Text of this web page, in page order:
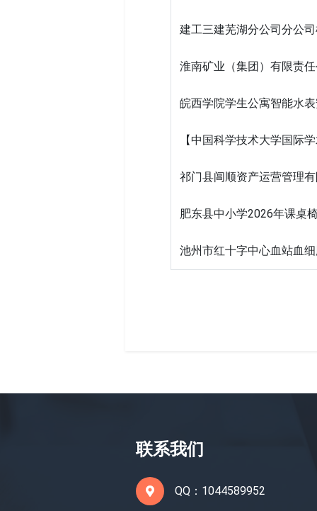
建工三建芜湖分公司分公
淮南矿业（集团）有限责
皖西学院学生公寓智能水
【中国科学技术大学国际
祁门县阊顺资产运营管理
肥东县中小学2026年课桌
池州市红十字中心血站血
联系我们
QQ：1044589952